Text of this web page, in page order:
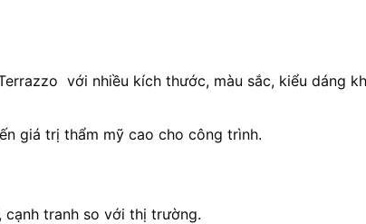
với nhiều kích thước, màu sắc, kiểu dáng
giá trị thẩm mỹ cao cho công trình.
cạnh tranh so với thị trường.